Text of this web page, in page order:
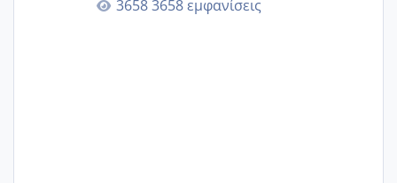
🙏🏼🙏🏼 Ας πάμε λοιπόν στο θέμα μου.
3658 εμφανίσεις